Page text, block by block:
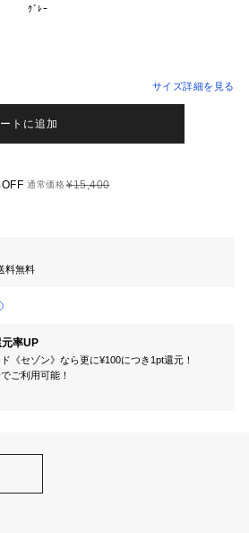
ｸﾞﾚｰ
サイズ詳細を見る
トに追加
通常価格¥15,400
料無料
率UP
《セゾン》なら更に¥100につき1pt還元！
ご利用可能！